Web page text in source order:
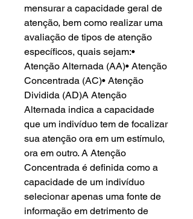
mensurar a capacidade geral de
atenção, bem como realizar uma
avaliação de tipos de atenção
específicos, quais sejam:•
Atenção Alternada (AA)• Atenção
Concentrada (AC)• Atenção
Dividida (AD)A Atenção
Alternada indica a capacidade
que um indivíduo tem de focalizar
sua atenção ora em um estímulo,
ora em outro. A Atenção
Concentrada é definida como a
capacidade de um indivíduo
selecionar apenas uma fonte de
informação em detrimento de